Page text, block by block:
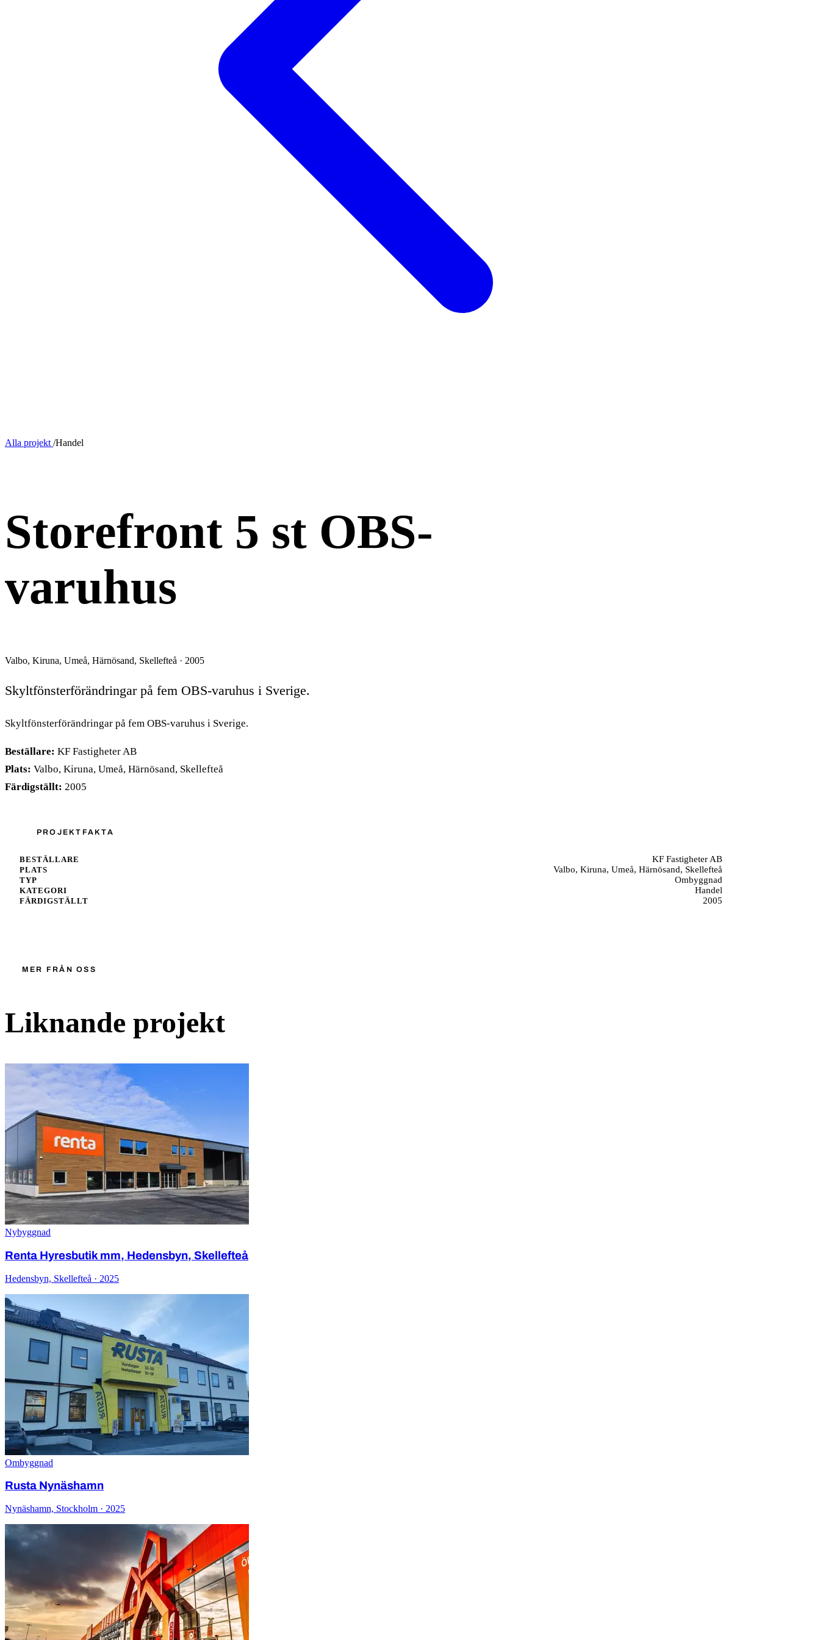
Alla projekt /Handel
Storefront 5 st OBS-
varuhus
Valbo, Kiruna, Umeå, Härnösand, Skellefteå · 2005
Skyltfönsterförändringar på fem OBS-varuhus i Sverige.
Skyltfönsterförändringar på fem OBS-varuhus i Sverige.
Beställare: KF Fastigheter AB
Plats: Valbo, Kiruna, Umeå, Härnösand, Skellefteå
Färdigställt: 2005
PROJEKTFAKTA
BESTÄLLARE KF Fastigheter AB
PLATS Valbo, Kiruna, Umeå, Härnösand, Skellefteå
TYP Ombyggnad
KATEGORI Handel
FÄRDIGSTÄLLT 2005
MER FRÅN OSS
Liknande projekt
Nybyggnad
Renta Hyresbutik mm, Hedensbyn, Skellefteå
Hedensbyn, Skellefteå · 2025
Ombyggnad
Rusta Nynäshamn
Nynäshamn, Stockholm · 2025